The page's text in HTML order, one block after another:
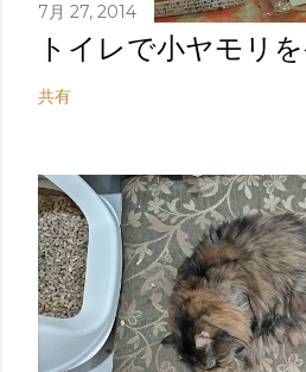
7月 27, 2014
トイレで小ヤモリを
共有